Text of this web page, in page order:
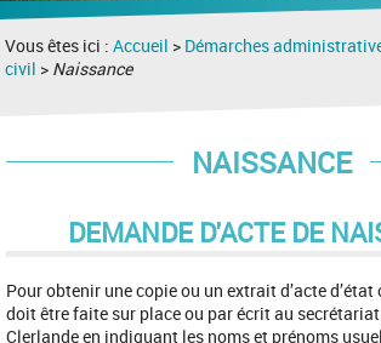
Vous êtes ici :Accueil > Démarches
civil > Naissance
NAISSANCE
DEMANDE D'ACTE DE
Pour obtenir une copie ou un extrait d’acte
doit être faite sur place ou par écrit au
Clerlande en indiquant les noms et prénoms